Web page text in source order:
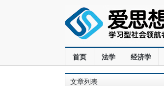
首页 法学 经济学
文章列表